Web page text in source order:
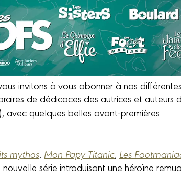
invitons à vous abonner à nos différentes
de dédicaces des autrices et auteurs
), avec quelques belles avant-premières :
mythos, Mon Papy Titanic, Les
série introduisant une héroïne